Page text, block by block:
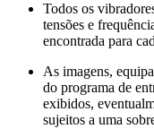
Todos os
tensões e
encontrada para
As imagens,
do programa de
exibidos,
sujeitos a uma